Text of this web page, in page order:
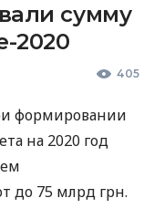
сумму
2020
405
формировании
на 2020 год
до 75 млрд грн.